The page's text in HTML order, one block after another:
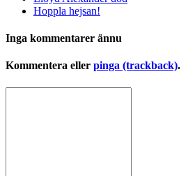
Hoppla hejsan!
Inga kommentarer ännu
Kommentera eller pinga (trackback).